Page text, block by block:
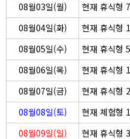
08월03일(월)
현재 휴식형
08월04일(화)
현재 휴식형
08월05일(수)
현재 휴식형
08월06일(목)
현재 휴식형
08월07일(금)
현재 휴식형
08월08일(토)
현재 체험형
08월09일(일)
현재 휴식형